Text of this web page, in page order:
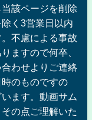
該ページを削除
く3営業日以内
不慮による事故
ますので何卒、
わせよりご連絡
のものですの
ます。動画サム
の点ご理解いた